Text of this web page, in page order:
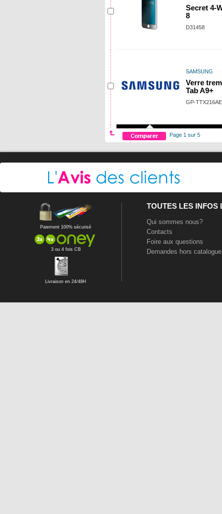
Secret 4-
8
D31458
SAMSUNG
Verre
Tab A9+
GP-
Page 1 sur 5
Paiement 100% sécurisé
3 ou 4 fois CB
Livraison en 24/48H
TOUTES LES INFOS
Qui sommes nous?
Contacts
Foire aux questions
Demandes hors catalogue